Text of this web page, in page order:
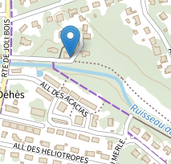
Chargement de la carte...